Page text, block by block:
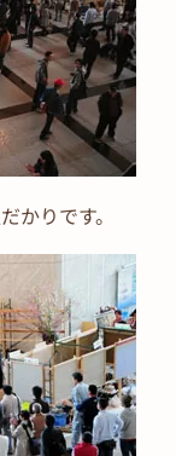
かりです。